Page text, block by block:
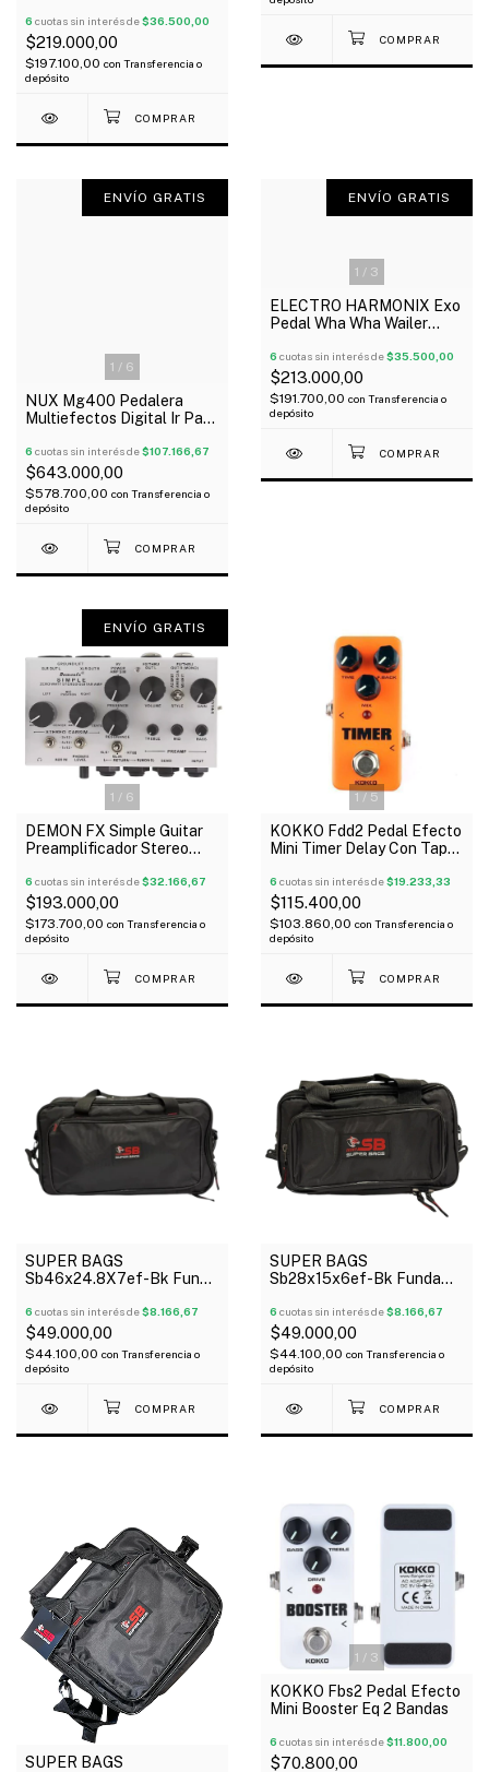
Trail+Stereo
6 cuotas sin interés de$36.500,00
$219.000,00
$197.100,00 con Transferencia o
depósito
1 / 6
ENVÍO GRATIS
NUX Mg400 Pedalera
Multiefectos Digital Ir Para
Oferta!
6 cuotas sin interés de$107.166,67
$643.000,00
$578.700,00 con Transferencia o
depósito
1 / 3
ENVÍO GRATIS
ELECTRO HARMONIX Exo
Pedal Wha Wha Wailer
Oferta!
6 cuotas sin interés de$35.500,00
$213.000,00
$191.700,00 con Transferencia o
depósito
1 / 6
ENVÍO GRATIS
DEMON FX Simple Guitar
Preamplificador Stereo
6 cuotas sin interés de$32.166,67
$193.000,00
$173.700,00 con Transferencia o
depósito
1 / 5
KOKKO Fdd2 Pedal Efecto
Mini Timer Delay Con Tap
6 cuotas sin interés de$19.233,33
$115.400,00
$103.860,00 con Transferencia o
depósito
SUPER BAGS
Sb46x24.8X7ef-Bk Funda
Multiefectos Acolchada
10Mm
6 cuotas sin interés de$8.166,67
$49.000,00
$44.100,00 con Transferencia o
depósito
SUPER BAGS
Sb28x15x6ef-Bk Funda
Multiefectos Acolchada
10Mm
6 cuotas sin interés de$8.166,67
$49.000,00
$44.100,00 con Transferencia o
depósito
SUPER BAGS
1 / 3
KOKKO Fbs2 Pedal Efecto
Mini Booster Eq 2 Bandas
6 cuotas sin interés de$11.800,00
$70.800,00